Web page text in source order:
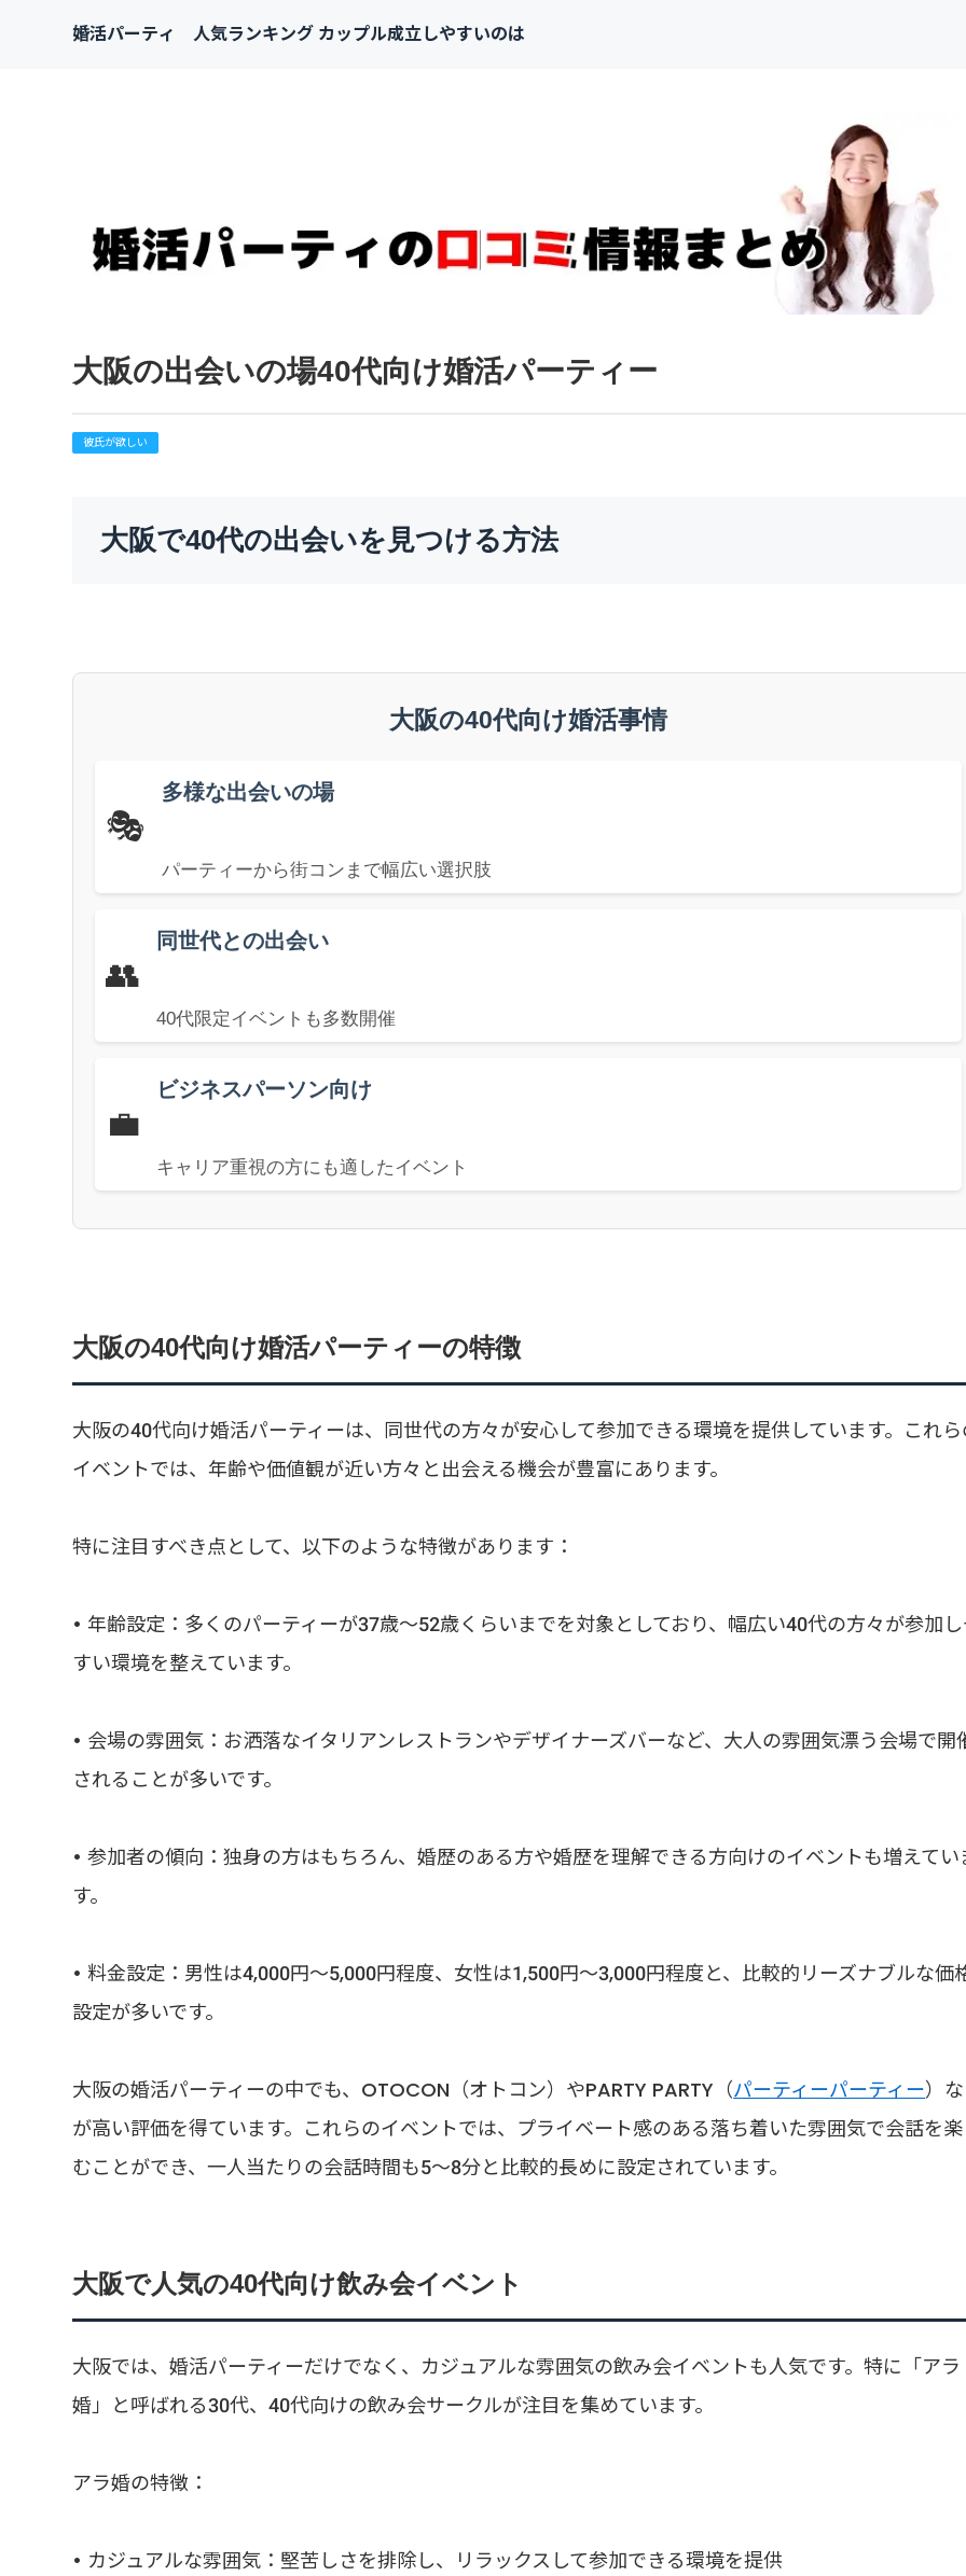
婚活パーティ 人気ランキング カップル成立しやすいのは
大阪の出会いの場40代向け婚活パーティー
彼氏が欲しい
大阪で40代の出会いを見つける方法
大阪の40代向け婚活事情
🎭
多様な出会いの場
パーティーから街コンまで幅広い選択肢
👥
同世代との出会い
40代限定イベントも多数開催
💼
ビジネスパーソン向け
キャリア重視の方にも適したイベント
大阪の40代向け婚活パーティーの特徴
大阪の40代向け婚活パーティーは、同世代の方々が安心して参加できる環境を提供しています。これ
イベントでは、年齢や価値観が近い方々と出会える機会が豊富にあります。
特に注目すべき点として、以下のような特徴があります：
• 年齢設定：多くのパーティーが37歳～52歳くらいまでを対象としており、幅広い40代の方々が参加
すい環境を整えています。
• 会場の雰囲気：お洒落なイタリアンレストランやデザイナーズバーなど、大人の雰囲気漂う会場で開
されることが多いです。
• 参加者の傾向：独身の方はもちろん、婚歴のある方や婚歴を理解できる方向けのイベントも増えてい
す。
• 料金設定：男性は4,000円～5,000円程度、女性は1,500円～3,000円程度と、比較的リーズナブルな価
設定が多いです。
大阪の婚活パーティーの中でも、OTOCON（オトコン）やPARTY PARTY（パーティーパーティー）
が高い評価を得ています。これらのイベントでは、プライベート感のある落ち着いた雰囲気で会話を
むことができ、一人当たりの会話時間も5～8分と比較的長めに設定されています。
大阪で人気の40代向け飲み会イベント
大阪では、婚活パーティーだけでなく、カジュアルな雰囲気の飲み会イベントも人気です。特に「アラ
婚」と呼ばれる30代、40代向けの飲み会サークルが注目を集めています。
アラ婚の特徴：
• カジュアルな雰囲気：堅苦しさを排除し、リラックスして参加できる環境を提供